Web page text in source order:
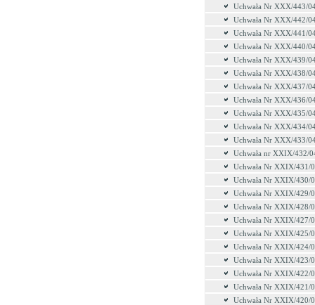
Uchwała Nr XXX/443/
Uchwała Nr XXX/442/
Uchwała Nr XXX/441/
Uchwała Nr XXX/440/
Uchwała Nr XXX/439/
Uchwała Nr XXX/438/
Uchwała Nr XXX/437/
Uchwała Nr XXX/436/
Uchwała Nr XXX/435/
Uchwała Nr XXX/434/
Uchwała Nr XXX/433/
Uchwała nr XXIX/432/
Uchwała Nr XXIX/431/
Uchwała Nr XXIX/430/
Uchwała Nr XXIX/429/
Uchwała Nr XXIX/428/
Uchwała Nr XXIX/427/
Uchwała Nr XXIX/425/
Uchwała Nr XXIX/424/
Uchwała Nr XXIX/423/
Uchwała Nr XXIX/422/
Uchwała Nr XXIX/421/
Uchwała Nr XXIX/420/